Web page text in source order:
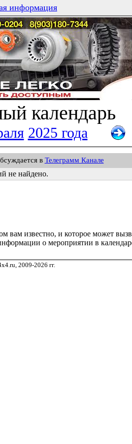
информация
календарь
2025 года
в Телеграмм Канале
не найдено.
известно, и которое может
о мероприятии в
2009-2026 гг.